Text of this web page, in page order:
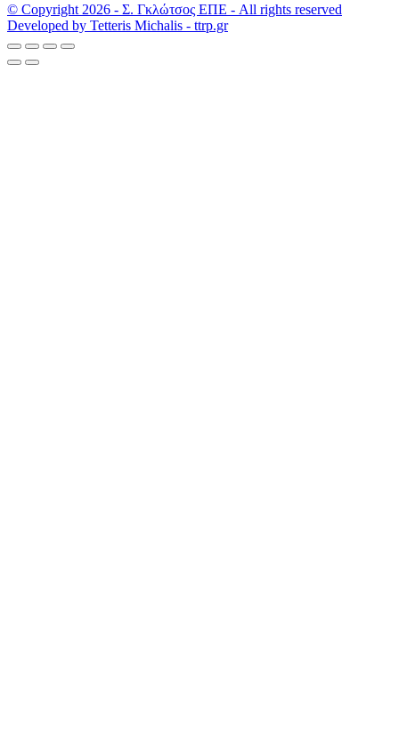
© Copyright 2026 - Σ. Γκλώτσος ΕΠΕ - All rights reserved
Developed by Tetteris Michalis - ttrp.gr